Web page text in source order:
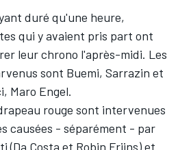
duré qu'une heure,
qui y avaient pris part ont
leur chrono l'après-midi. Les
sont Buemi, Sarrazin et
Maro Engel.
rouge sont intervenues
causées - séparément - par
(Da Costa et Robin Frijns) et